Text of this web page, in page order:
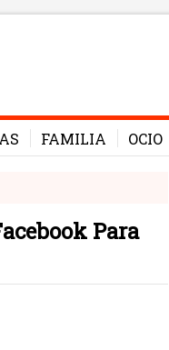
FAMILIA OCIO
Para